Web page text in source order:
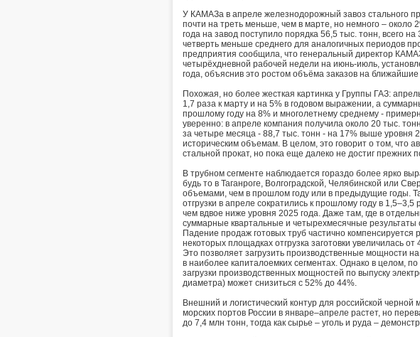
У КАМАЗа в апреле железнодорожный завоз стального
почти на треть меньше, чем в марте, но немного –
года на завод поступило порядка 56,5 тыс. тонн, всего
четверть меньше среднего для аналогичных периодов
предприятия сообщила, что генеральный директор
четырёхдневной рабочей недели на июнь-июль,
года, объяснив это ростом объёма заказов на
Похожая, но более жесткая картинка у Группы ГАЗ:
1,7 раза к марту и на 5% в годовом выражении, а
прошлому году на 8% и многолетнему среднему -
уверенно: в апреле компания получила около 20 тыс.
за четыре месяца - 88,7 тыс. тонн - на 17% выше уровня
историческим объемам. В целом, это говорит о том, что
стальной прокат, но пока еще далеко не достиг прежних
В трубном сегменте наблюдается гораздо более ярко
будь то в Таганроге, Волгоградской, Челябинской или
объемами, чем в прошлом году или в предыдущие годы.
отгрузки в апреле сократились к прошлому году в
чем вдвое ниже уровня 2025 года. Даже там, где в
суммарные квартальные и четырехмесячные
Падение продаж готовых труб частично компенсируется
некоторых площадках отгрузка заготовки увеличилась
Это позволяет загрузить производственные мощности
в наиболее капиталоемких сегментах. Однако в целом,
загрузки производственных мощностей по выпуску
диаметра) может снизиться с 52% до 44%.
Внешний и логистический контур для российской
морских портов России в январе–апреле растет, но
до 7,4 млн тонн, тогда как сырье – уголь и руда –